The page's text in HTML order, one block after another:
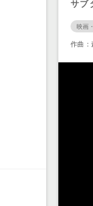
サブ
映画
作曲